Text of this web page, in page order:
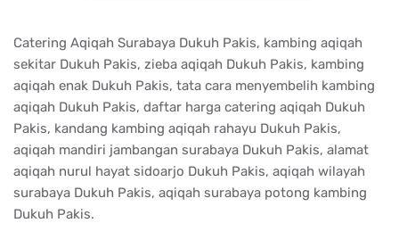
Catering Aqiqah Surabaya Dukuh Pakis, kambing aqiqah
sekitar Dukuh Pakis, zieba aqiqah Dukuh Pakis, kambing
aqiqah enak Dukuh Pakis, tata cara menyembelih kambing
aqiqah Dukuh Pakis, daftar harga catering aqiqah Dukuh
Pakis, kandang kambing aqiqah rahayu Dukuh Pakis,
aqiqah mandiri jambangan surabaya Dukuh Pakis, alamat
aqiqah nurul hayat sidoarjo Dukuh Pakis, aqiqah wilayah
surabaya Dukuh Pakis, aqiqah surabaya potong kambing
Dukuh Pakis.